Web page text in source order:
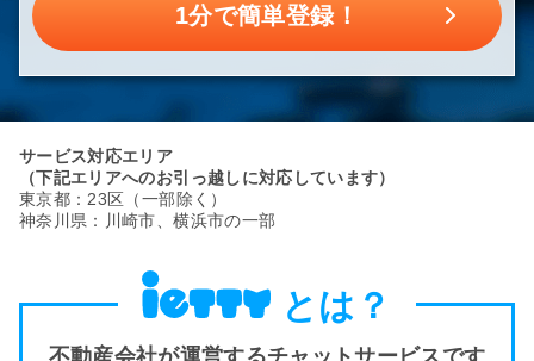
1分で簡単登録！
サービス対応エリア
（下記エリアへのお引っ越しに対応しています）
東京都：23区（一部除く）
神奈川県：川崎市、横浜市の一部
とは？
不動産会社が運営するチャットサービスです